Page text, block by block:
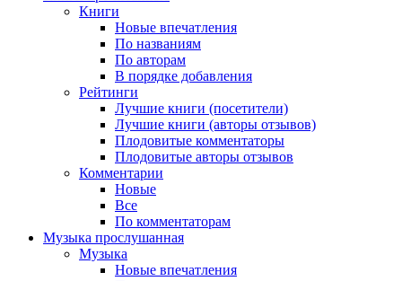
Книги
Новые впечатления
По названиям
По авторам
В порядке добавления
Рейтинги
Лучшие книги (посетители)
Лучшие книги (авторы отзывов)
Плодовитые комментаторы
Плодовитые авторы отзывов
Комментарии
Новые
Все
По комментаторам
Музыка прослушанная
Музыка
Новые впечатления